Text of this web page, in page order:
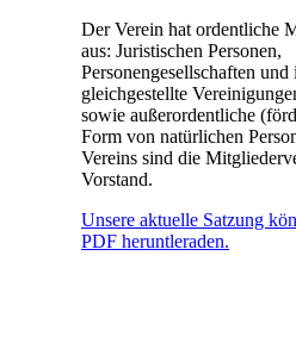
Der Verein hat ordentliche
aus: Juristischen Personen,
Personengesellschaften und
gleichgestellte
sowie außerordentliche
Form von natürlichen
Vereins sind die
Vorstand.
Unsere aktuelle Satzung
PDF heruntleraden.